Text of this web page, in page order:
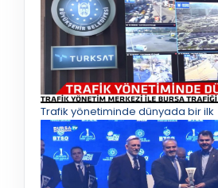
Trafik yönetiminde dünyada bir ilk